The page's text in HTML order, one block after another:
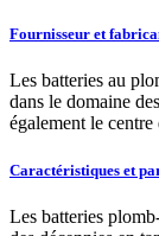
Fournisseur et
Les batteries au
dans le domaine
également le
Caractéristiques et
Les batteries